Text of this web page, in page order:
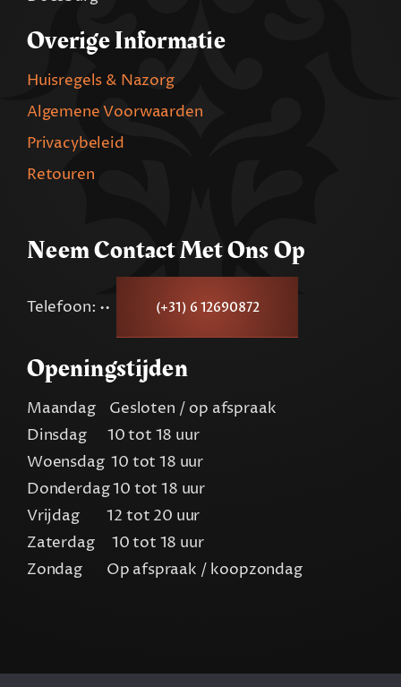
Overige Informatie
Huisregels & Nazorg
Algemene Voorwaarden
Privacybeleid
Retouren
Neem Contact Met Ons Op
Telefoon: •• (+31) 6 12690872
Openingstijden
Maandag Gesloten / op afspraak
Dinsdag 10 tot 18 uur
Woensdag 10 tot 18 uur
Donderdag 10 tot 18 uur
Vrijdag 12 tot 20 uur
Zaterdag 10 tot 18 uur
Zondag Op afspraak / koopzondag